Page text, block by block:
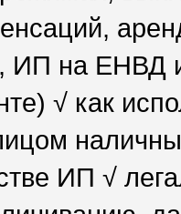
на ЕНВД
√ как
ИП √